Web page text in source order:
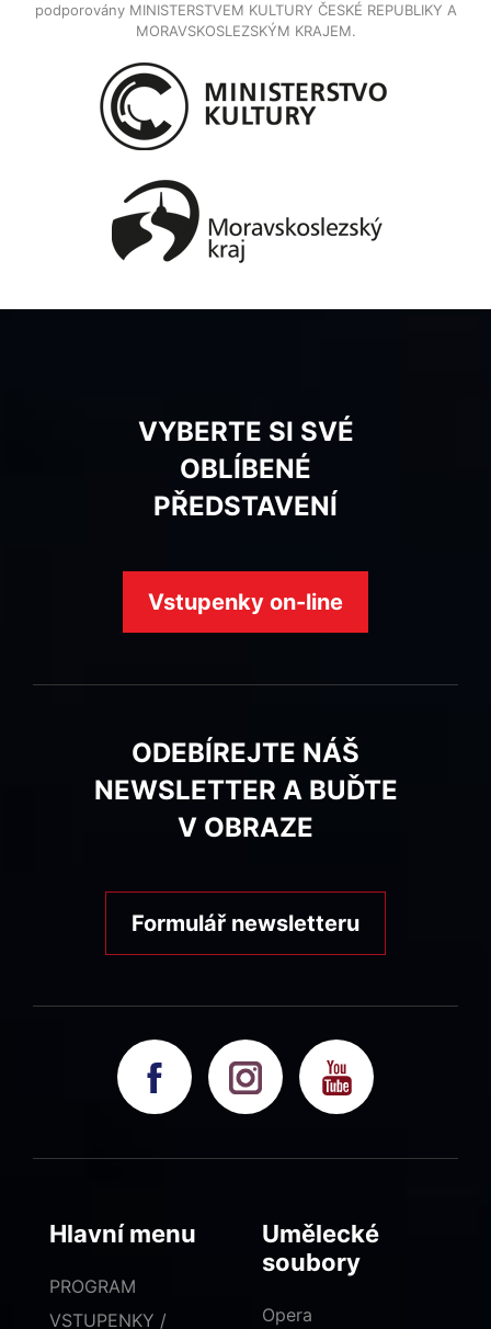
podporovány MINISTERSTVEM KULTURY ČESKÉ REPUBLIKY A
MORAVSKOSLEZSKÝM KRAJEM.
VYBERTE SI SVÉ
OBLÍBENÉ
PŘEDSTAVENÍ
Vstupenky on-line
ODEBÍREJTE NÁŠ
NEWSLETTER A BUĎTE
V OBRAZE
Formulář newsletteru
Hlavní menu
PROGRAM
VSTUPENKY /
Umělecké
soubory
Opera